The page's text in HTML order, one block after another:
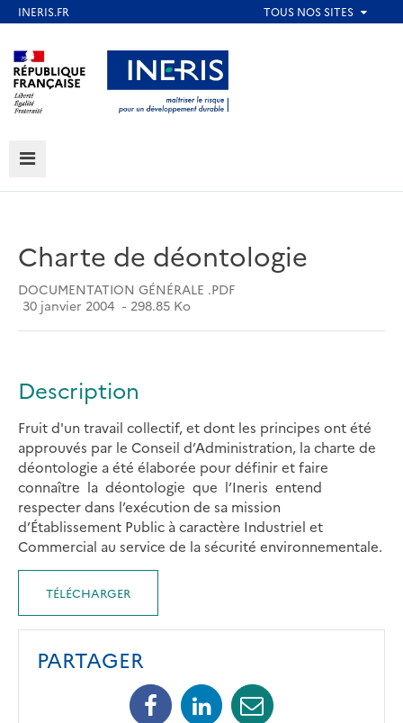
au
contenu
principal
Aller au contenu Aller au menu
Aller au pied de page
MENU
Charte de déontologie
DOCUMENTATION GÉNÉRALE .PDF
30 janvier 2004
298.85 Ko
Description
Fruit d'un travail collectif, et dont les principes ont été
approuvés par le Conseil d’Administration, la charte de
déontologie a été élaborée pour définir et faire
connaître la déontologie que l’Ineris entend
respecter dans l’exécution de sa mission
d’Établissement Public à caractère Industriel et
Commercial au service de la sécurité environnementale.
TÉLÉCHARGER
PARTAGER
Facebook
(opens
Linkedin
(opens
Mail
(opens